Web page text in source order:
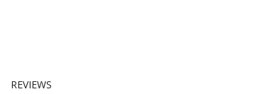
REVIEWS